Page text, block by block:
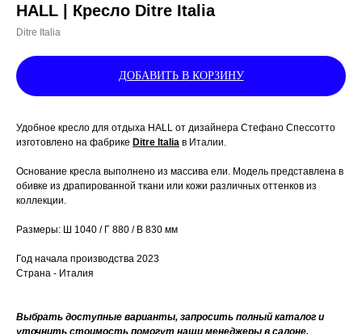
HALL | Кресло Ditre Italia
Ditre Italia
ДОБАВИТЬ В КОРЗИНУ
Удобное кресло для отдыха HALL от дизайнера Стефано Спессотто
изготовлено на фабрике Ditre Italia в Италии.
Основание кресла выполнено из массива ели. Модель представлена в
обивке из драпированной ткани или кожи различных оттенков из
коллекции.
Размеры: Ш 1040 / Г 880 / В 830 мм
Год начала производства 2023
Страна - Италия
Выбрать доступные варианты, запросить полный каталог и
уточнить стоимость помогут наши менеджеры в салоне.